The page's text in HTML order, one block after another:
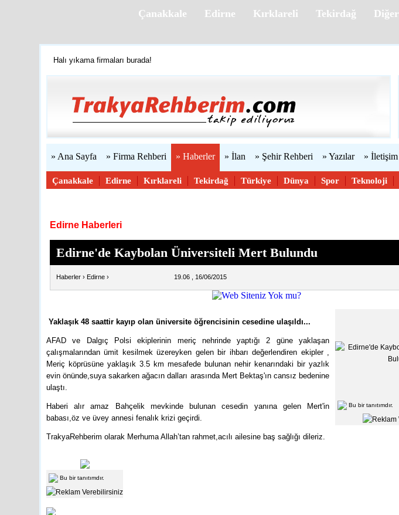
Çanakkale Edirne Kırklareli Tekirdağ Diğer
Halı yıkama firmaları burada!
» Ana Sayfa » Firma Rehberi » Haberler » İlan » Şehir Rehberi » Yazılar » İletişim
Çanakkale Edirne Kırklareli Tekirdağ Türkiye Dünya Spor Teknoloji
Edirne Haberleri
Edirne'de Kaybolan Üniversiteli Mert Bulundu
Haberler › Edirne › 19.06 , 16/06/2015
Bu bir tanıtımdır.
Yaklaşık 48 saattir kayıp olan üniversite öğrencisinin cesedine ulaşıldı...
AFAD ve Dalgıç Polsi ekiplerinin meriç nehrinde yaptığı 2 güne yaklaşan
çalışmalarından ümit kesilmek üzereyken gelen bir ihbarı değerlendiren ekipler ,
Meriç köprüsüne yaklaşık 3.5 km mesafede bulunan nehir kenarındaki bir yazlık
evin önünde,suya sakarken ağacın dalları arasında Mert Bektaş'ın cansız bedenine
ulaştı.
Haberi alır amaz Bahçelik mevkinde bulunan cesedin yanına gelen Mert'in
babası,öz ve üvey annesi fenalık krizi geçirdi.
TrakyaRehberim olarak Merhuma Allah’tan rahmet,acılı ailesine baş sağlığı dileriz.
Bu bir tanıtımdır.